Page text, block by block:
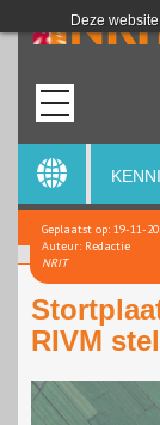
Deze
Geplaatst op: 19-11-
Auteur: Redactie
NRIT
RIVM